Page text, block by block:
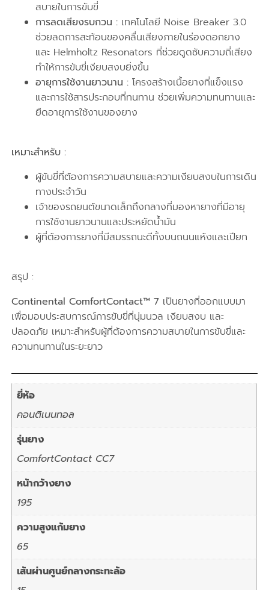
สบายในการขับขี่
การลดเสียงรบกวน : เทคโนโลยี Noise Breaker 3.0
ช่วยลดการสะท้อนของคลื่นเสียงภายในร่องดอกยาง
และ Helmholtz Resonators ที่ช่วยดูดซับความถี่เสียง
ทำให้การขับขี่เงียบสงบยิ่งขึ้น
อายุการใช้งานยาวนาน : โครงสร้างเนื้อยางที่แข็งแรง
และการใช้สารประกอบที่ทนทาน ช่วยเพิ่มความทนทานและ
ยืดอายุการใช้งานของยาง
เหมาะสำหรับ :
ผู้ขับขี่ที่ต้องการความสบายและความเงียบสงบในการเดิน
ทางประจำวัน
เจ้าของรถยนต์ขนาดเล็กถึงกลางที่มองหายางที่มีอายุ
การใช้งานยาวนานและประหยัดน้ำมัน
ผู้ที่ต้องการยางที่มีสมรรถนะดีทั้งบนถนนแห้งและเปียก
สรุป :
Continental ComfortContact™ 7 เป็นยางที่ออกแบบมา
เพื่อมอบประสบการณ์การขับขี่ที่นุ่มนวล เงียบสงบ และ
ปลอดภัย เหมาะสำหรับผู้ที่ต้องการความสบายในการขับขี่และ
ความทนทานในระยะยาว
ยี่ห้อ
คอนติเนนทอล
รุ่นยาง
ComfortContact CC7
หน้ากว้างยาง
195
ความสูงแก้มยาง
65
เส้นผ่านศูนย์กลางกระทะล้อ